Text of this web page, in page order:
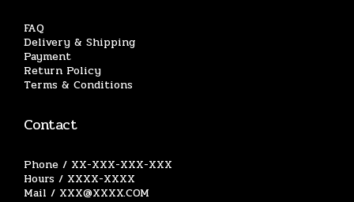
FAQ
Delivery & Shipping
Payment
Return Policy
Terms & Conditions
Contact
Phone / XX-XXX-XXX-XXX
Hours / XXXX-XXXX
Mail / XXX@XXXX.COM